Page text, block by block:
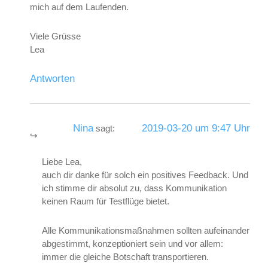
mich auf dem Laufenden.
Viele Grüsse
Lea
Antworten
Nina sagt: 2019-03-20 um 9:47 Uhr
Liebe Lea,
auch dir danke für solch ein positives Feedback. Und
ich stimme dir absolut zu, dass Kommunikation
keinen Raum für Testflüge bietet.
Alle Kommunikationsmaßnahmen sollten aufeinander
abgestimmt, konzeptioniert sein und vor allem:
immer die gleiche Botschaft transportieren.